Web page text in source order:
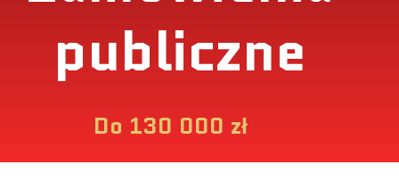
publiczne
Do 130 000 zł